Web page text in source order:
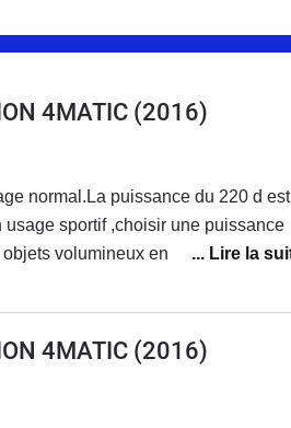
4MATIC (2016)
normal.La puissance du 220 d est
sportif ,choisir une puissance
volumineux en rabaissant la
4MATIC (2016)